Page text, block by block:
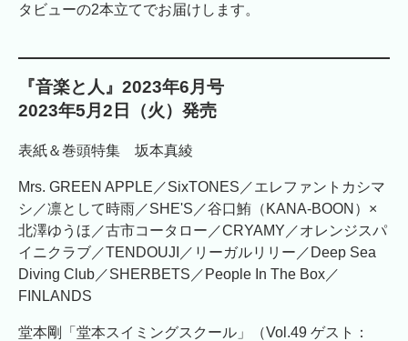
タビューの2本立てでお届けします。
『音楽と人』2023年6月号
2023年5月2日（火）発売
表紙＆巻頭特集 坂本真綾
Mrs. GREEN APPLE／SixTONES／エレファントカシマ
シ／凛として時雨／SHE'S／谷口鮪（KANA-BOON）×
北澤ゆうほ／古市コータロー／CRYAMY／オレンジスパ
イニクラブ／TENDOUJI／リーガルリリー／Deep Sea
Diving Club／SHERBETS／People In The Box／
FINLANDS
堂本剛「堂本スイミングスクール」（Vol.49 ゲスト：